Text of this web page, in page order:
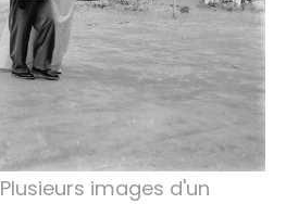
Plusieurs images d'un